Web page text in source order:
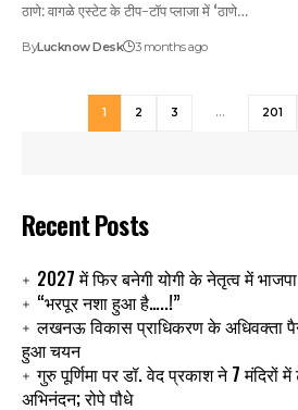
ठाणे: वागळे एस्टेट के टीप-टॉप प्लाजा में ‘ठाणे…
ByLucknow Desk 3 months ago
1 2 3 … 201
Recent Posts
2027 में फिर बनेगी योगी के नेतृत्व में
“भरपूर नशा हुआ है…..!”
लखनऊ विकास प्राधिकरण के अधिवक्ता
हुआ चयन
गुरु पूर्णिमा पर डॉ. वेद प्रकाश ने 7 मंदिरों
अभिनंदन; रोपे पौधे